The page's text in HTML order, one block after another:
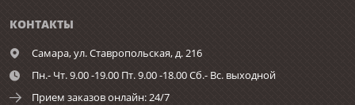
КОНТАКТЫ
Самара,ул. Ставропольская, д. 216
Пн.- Чт. 9.00 -19.00 Пт. 9.00 -18.00 Сб.- Вс. выходной
Прием заказов онлайн: 24/7